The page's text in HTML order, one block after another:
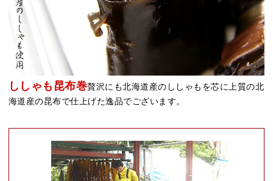
ししゃも昆布巻贅沢にも北海道産のししゃもを芯に上質の北
海道産の昆布で仕上げた逸品でございます。